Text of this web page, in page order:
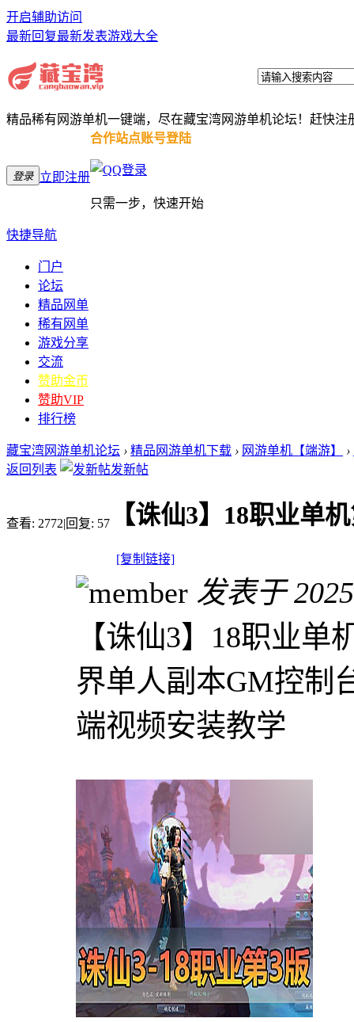
开启辅助访问
最新回复最新发表游戏大全
精品稀有网游单机一键端，尽在藏宝湾网游单机论坛！赶快注
登录 立即注册
合作站点账号登陆
只需一步，快速开始
快捷导航
门户
论坛
精品网单
稀有网单
游戏分享
交流
赞助金币
赞助VIP
排行榜
藏宝湾网游单机论坛 › 精品网游单机下载 › 网游单机【端游】 ›
返回列表
发新帖
查看: 2772|回复: 57 【诛仙3】18职业单
[复制链接]
发表于
【诛仙3】18职业
界单人副本GM控制
端视频安装教学